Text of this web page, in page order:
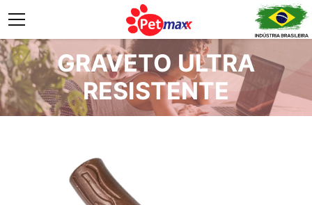
GRAVETO ULTRA
RESISTENTE